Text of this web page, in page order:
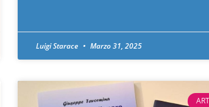
Luigi Starace Marzo 31, 2025